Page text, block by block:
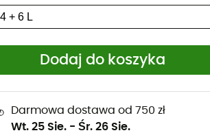
Dodaj do koszyka
Darmowa dostawa od 750 zł
Wt. 25 Sie. - Śr. 26 Sie.